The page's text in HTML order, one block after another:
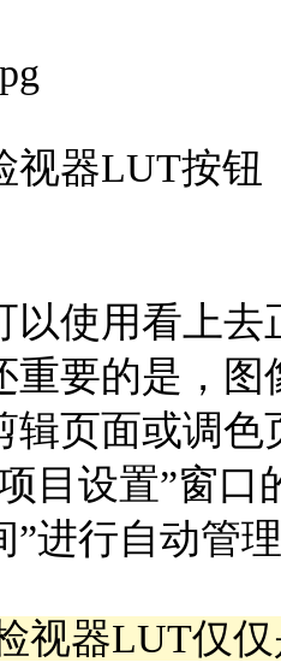
视器LUT按钮
以使用看上
重要的是，
辑页面或调色
目设置”窗口
”进行自动管
视器LUT仅